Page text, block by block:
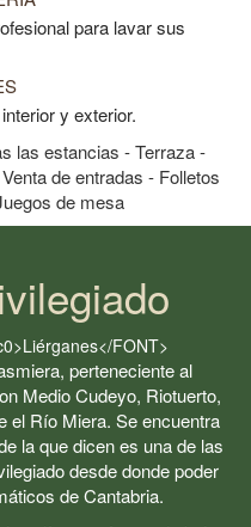
para lavar sus
y exterior.
las estancias - Terraza -
de entradas - Folletos
de mesa
perteneciente al
Medio Cudeyo, Riotuerto,
el Río Miera. Se encuentra
la que dicen es una de las
desde donde poder
de Cantabria.